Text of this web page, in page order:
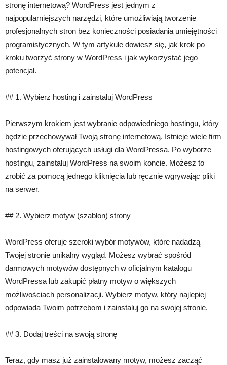
stronę internetową? WordPress jest jednym z
najpopularniejszych narzędzi, które umożliwiają tworzenie
profesjonalnych stron bez konieczności posiadania umiejętności
programistycznych. W tym artykule dowiesz się, jak krok po
kroku tworzyć strony w WordPress i jak wykorzystać jego
potencjał.
## 1. Wybierz hosting i zainstaluj WordPress
Pierwszym krokiem jest wybranie odpowiedniego hostingu, który
będzie przechowywał Twoją stronę internetową. Istnieje wiele firm
hostingowych oferujących usługi dla WordPressa. Po wyborze
hostingu, zainstaluj WordPress na swoim koncie. Możesz to
zrobić za pomocą jednego kliknięcia lub ręcznie wgrywając pliki
na serwer.
## 2. Wybierz motyw (szablon) strony
WordPress oferuje szeroki wybór motywów, które nadadzą
Twojej stronie unikalny wygląd. Możesz wybrać spośród
darmowych motywów dostępnych w oficjalnym katalogu
WordPressa lub zakupić płatny motyw o większych
możliwościach personalizacji. Wybierz motyw, który najlepiej
odpowiada Twoim potrzebom i zainstaluj go na swojej stronie.
## 3. Dodaj treści na swoją stronę
Teraz, gdy masz już zainstalowany motyw, możesz zacząć